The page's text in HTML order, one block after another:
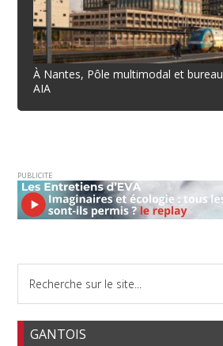
À Nantes, Pôle multimodal et
AIA
PUBLICITE
GANTOIS